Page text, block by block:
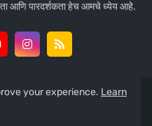
आणि पारदर्शकता हेच आमचे ध्येय आहे.
your experience. Learn